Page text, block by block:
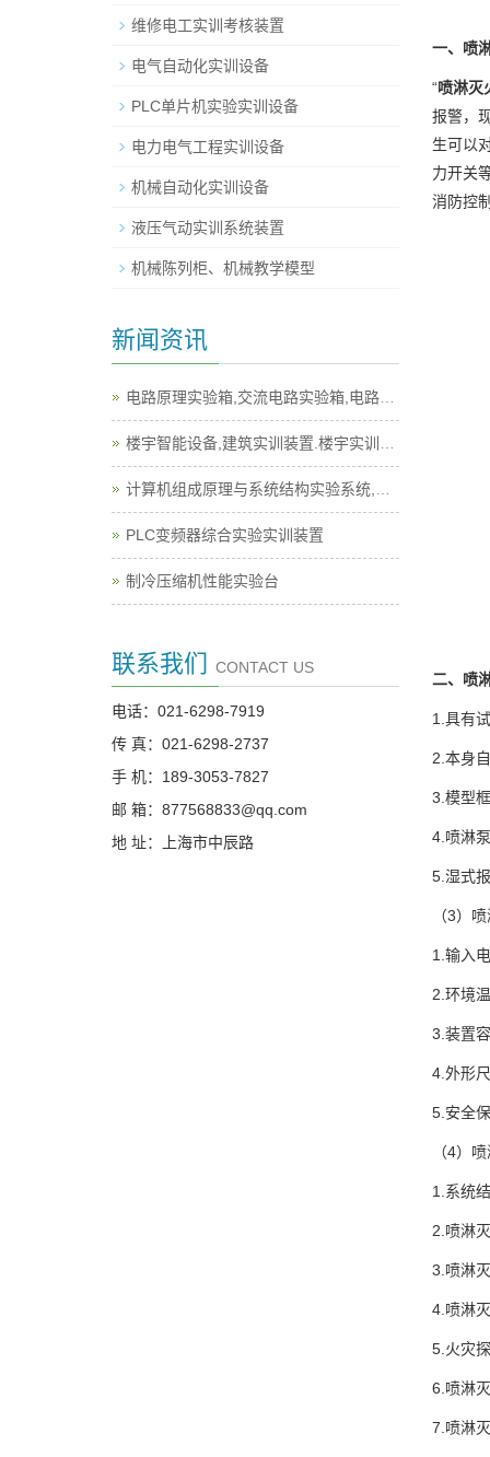
一、喷
“喷淋灭
报警，
生可以
力开关
消防控
二、喷
1.具有
2.本身
3.模型
4.喷淋
5.湿式
（3）
1.输入
2.环境
3.装置
4.外形
5.安全
（4）
1.系统
2.喷淋
3.喷淋
4.喷淋
5.火灾
6.喷淋
7.喷淋
维修电工实训考核装置
电气自动化实训设备
PLC单片机实验实训设备
电力电气工程实训设备
机械自动化实训设备
液压气动实训系统装置
机械陈列柜、机械教学模型
新闻资讯
PLC变频器综合实验实训装置
制冷压缩机性能实验台
联系我们 CONTACT US
电话：021-6298-7919
传 真：021-6298-2737
手 机：189-3053-7827
邮 箱：877568833@qq.com
地 址：上海市中辰路